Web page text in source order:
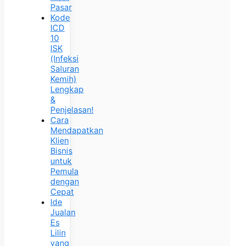
Pasar
Kode
ICD
10
ISK
(Infeksi
Saluran
Kemih)
Lengkap
&
Penjelasan!
Cara
Mendapatkan
Klien
Bisnis
untuk
Pemula
dengan
Cepat
Ide
Jualan
Es
Lilin
yang